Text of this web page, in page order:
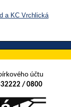
a KC Vrchlická
účtu
/ 0800